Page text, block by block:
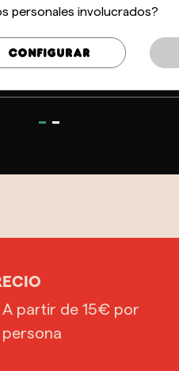
y las pintamos a
estás a punto de hacer tú.
A partir de 15€ por
persona
personales involucrados?
Configurar